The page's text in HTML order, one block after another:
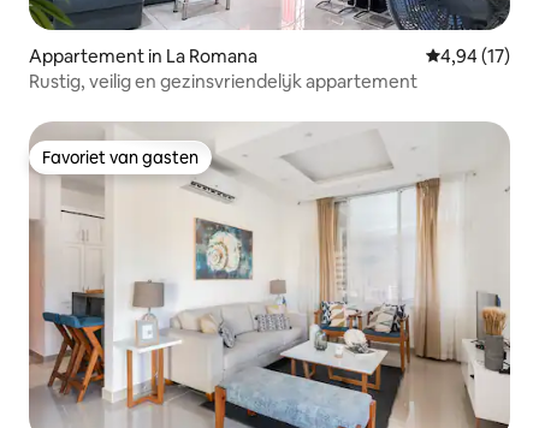
Appartement in La Romana Gemiddelde
4,94 (17)
Rustig, veilig en gezinsvriendelijk appartement
Favoriet van gasten
Favoriet van gasten